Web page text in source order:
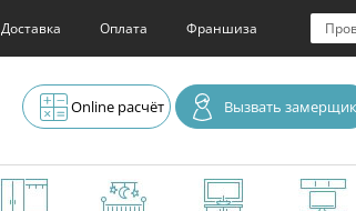
Доставка Оплата Франшиза
Online расчёт Вызвать